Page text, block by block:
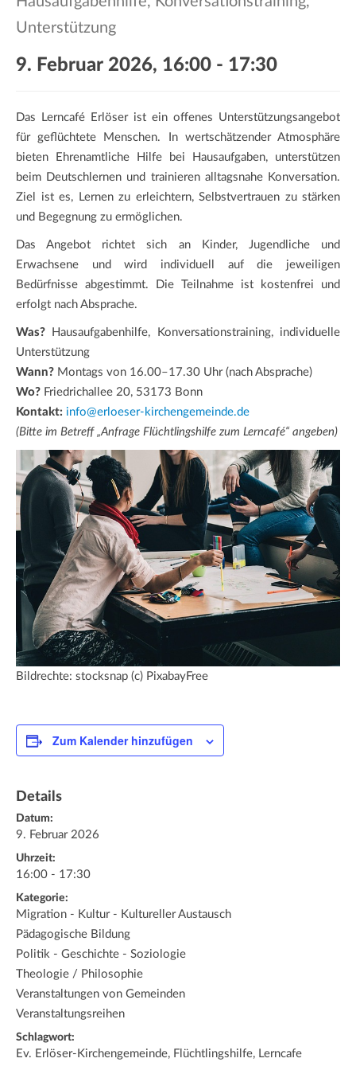
Unterstützung
9. Februar 2026, 16:00 - 17:30
Das Lerncafé Erlöser ist ein offenes Unterstützungsangebot
für geflüchtete Menschen. In wertschätzender Atmosphäre
bieten Ehrenamtliche Hilfe bei Hausaufgaben, unterstützen
beim Deutschlernen und trainieren alltagsnahe Konversation.
Ziel ist es, Lernen zu erleichtern, Selbstvertrauen zu stärken
und Begegnung zu ermöglichen.
Das Angebot richtet sich an Kinder, Jugendliche und
Erwachsene und wird individuell auf die jeweiligen
Bedürfnisse abgestimmt. Die Teilnahme ist kostenfrei und
erfolgt nach Absprache.
Was? Hausaufgabenhilfe, Konversationstraining, individuelle
Unterstützung
Wann? Montags von 16.00–17.30 Uhr (nach Absprache)
Wo? Friedrichallee 20, 53173 Bonn
Kontakt: info@erloeser-kirchengemeinde.de
(Bitte im Betreff „Anfrage Flüchtlingshilfe zum Lerncafé“ angeben)
Bildrechte: stocksnap (c) PixabayFree
Zum Kalender hinzufügen
Details
Datum:
9. Februar 2026
Uhrzeit:
16:00 - 17:30
Kategorie:
Migration - Kultur - Kultureller Austausch
Pädagogische Bildung
Politik - Geschichte - Soziologie
Theologie / Philosophie
Veranstaltungen von Gemeinden
Veranstaltungsreihen
Schlagwort:
Ev. Erlöser-Kirchengemeinde, Flüchtlingshilfe, Lerncafe